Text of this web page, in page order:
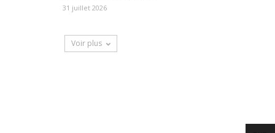
31 juillet 2026
Voir plus